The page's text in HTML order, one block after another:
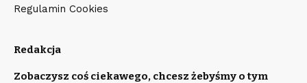
Regulamin Cookies
Redakcja
Zobaczysz coś ciekawego, chcesz żebyśmy o tym